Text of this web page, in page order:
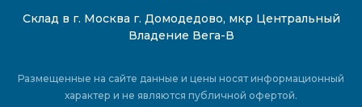
Склад в г. Москва г. Домодедово, мкр Центральный
Владение Вега-В
Размещенные на сайте данные и цены носят информационный
характер и не являются публичной офертой.